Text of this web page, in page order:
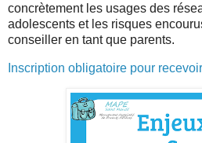
concrètement les usages des
adolescents et les risques
conseiller en tant que parents.
Inscription obligatoire pour